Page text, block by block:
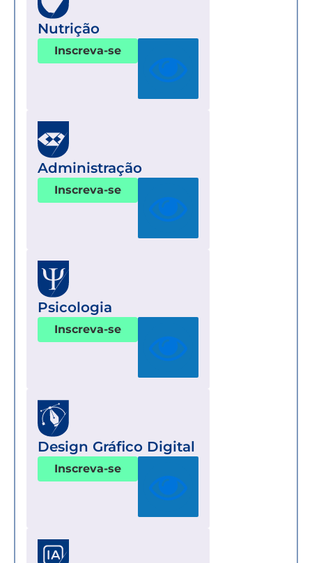
Nutrição
Inscreva-se
Administração
Inscreva-se
Psicologia
Inscreva-se
Design Gráfico Digital
Inscreva-se